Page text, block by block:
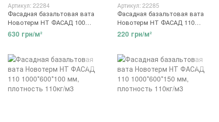
Артикул: 22284
Фасадная базальтовая вата
Новотерм НТ ФАСАД 100
1000*600*150 мм, плотность
100кг/м3
630 грн/м²
Артикул: 22285
Фасадная базальтовая вата
Новотерм НТ ФАСАД 110
1000*600*50 мм, плотность
110кг/м3
220 грн/м²